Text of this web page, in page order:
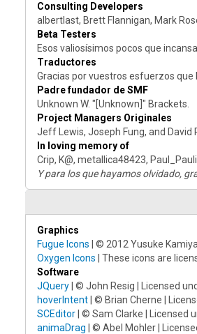
Consulting Developers
albertlast, Brett Flannigan, Mark
Beta Testers
Esos valiosísimos pocos que
Traductores
Gracias por vuestros esfuerzos que
Padre fundador de SMF
Unknown W. "[Unknown]" Brackets.
Project Managers Originales
Jeff Lewis, Joseph Fung, and David
In loving memory of
Crip, K@, metallica48423,
Y para los que hayamos olvidado,
Graphics
Fugue Icons | © 2012 Yusuke
Oxygen Icons | These icons are
Software
JQuery | © John Resig | Licensed
hoverIntent | © Brian Cherne |
SCEditor | © Sam Clarke | Licensed
animaDrag | © Abel Mohler |